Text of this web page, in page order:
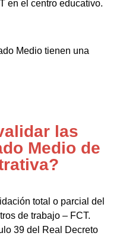
en el centro educativo.
Medio tienen una
las
Medio de
total o parcial del
de trabajo – FCT.
39 del Real Decreto